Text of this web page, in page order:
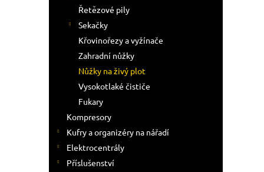
Řetězové pily
Sekačky
Křovinořezy a vyžínače
Zahradní nůžky
Nůžky na živý plot
Vysokotlaké čističe
Fukary
Kompresory
Kufry a organizéry na nářadí
Elektrocentrály
Příslušenství